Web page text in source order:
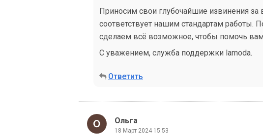
Приносим свои глубочайшие извинения
соответствует нашим стандартам работы.
сделаем всё возможное, чтобы помочь
С уважением, служба поддержки lamoda.
Ответить
Ольга
18 Март 2024 15:53